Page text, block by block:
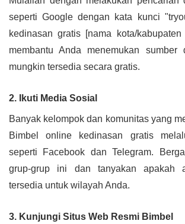
seperti Google dengan kata kunci
kedinasan gratis [nama kota/
membantu Anda menemukan
mungkin tersedia secara gratis.
2. Ikuti Media Sosial
Banyak kelompok dan komunitas yang
Bimbel online kedinasan gratis
seperti Facebook dan Telegram.
grup-grup ini dan tanyakan apakah
tersedia untuk wilayah Anda.
3. Kunjungi Situs Web Resmi Bimbel